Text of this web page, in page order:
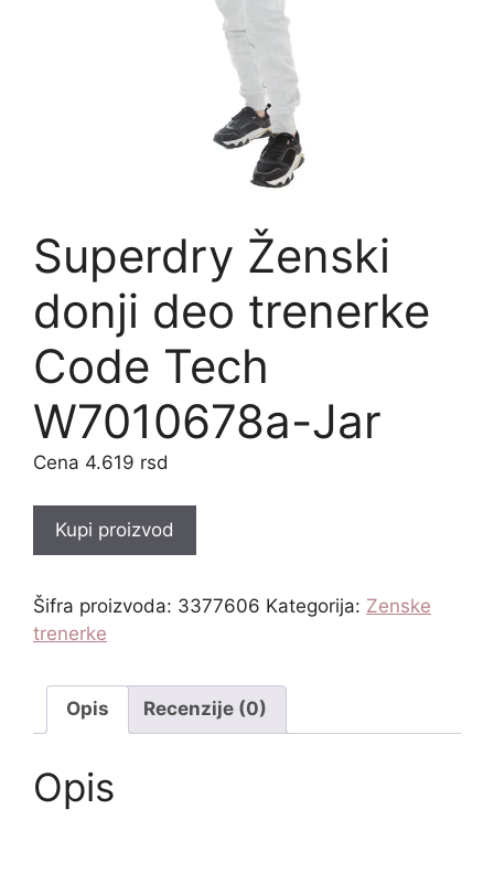
Superdry Ženski
donji deo trenerke
Code Tech
W7010678a-Jar
4.619 rsd
Kupi proizvod
Šifra proizvoda: 3377606 Kategorija: Zenske
trenerke
Opis Recenzije (0)
Opis